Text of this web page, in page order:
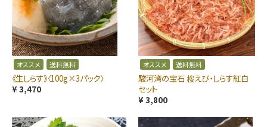
オススメ 送料無料
《生しらす》〈100g×3パック〉
¥ 3,470
オススメ 送料無料
駿河湾の宝石 桜えび・しらす紅白
セット
¥ 3,800